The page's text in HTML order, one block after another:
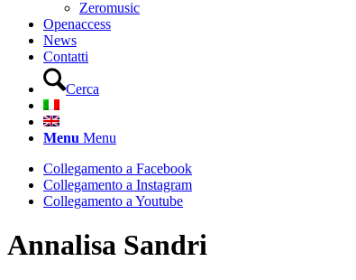
Zeromusic
Openaccess
News
Contatti
Cerca
Menu Menu
Collegamento a Facebook
Collegamento a Instagram
Collegamento a Youtube
Annalisa Sandri